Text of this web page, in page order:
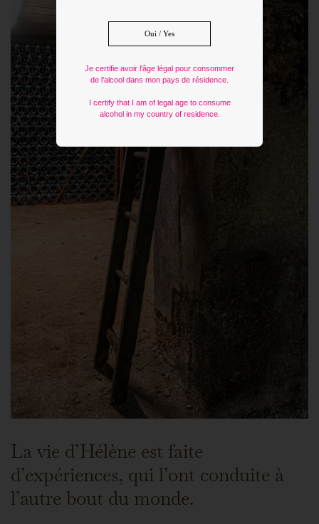
La vie d’Hélène est faite
d’expériences, qui l’ont conduite à
l’autre bout du monde.
Oui / Yes
Je certifie avoir l'âge légal pour consommer
de l'alcool dans mon pays de résidence.
I certify that I am of legal age to consume
alcohol in my country of residence.